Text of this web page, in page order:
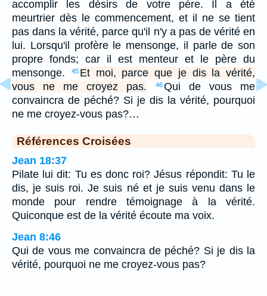
accomplir les désirs de votre père. Il a été
meurtrier dès le commencement, et il ne se tient
pas dans la vérité, parce qu'il n'y a pas de vérité en
lui. Lorsqu'il profère le mensonge, il parle de son
propre fonds; car il est menteur et le père du
mensonge.
45 Et moi, parce que je dis la vérité,
vous ne me croyez pas.
46Qui de vous me
convaincra de péché? Si je dis la vérité, pourquoi
ne me croyez-vous pas?…
Références Croisées
Jean 18:37
Pilate lui dit: Tu es donc roi? Jésus répondit: Tu le
dis, je suis roi. Je suis né et je suis venu dans le
monde pour rendre témoignage à la vérité.
Quiconque est de la vérité écoute ma voix.
Jean 8:46
Qui de vous me convaincra de péché? Si je dis la
vérité, pourquoi ne me croyez-vous pas?